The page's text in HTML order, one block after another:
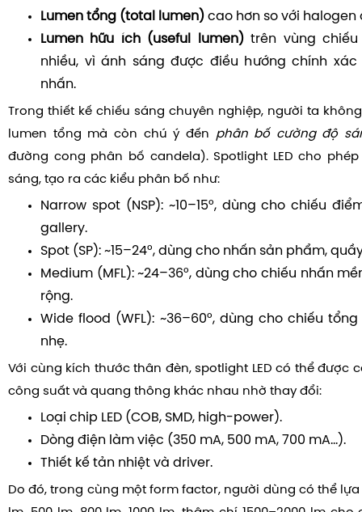
Lumen tổng (total lumen) cao hơn so với halogen
Lumen hữu ích (useful lumen)trên vùng
nhiều, vì ánh sáng được điều hướng chính
nhấn.
Trong thiết kế chiếu sáng chuyên nghiệp, người ta
lumen tổng mà còn chú ý đến phân bố cường độ
đường cong phân bố candela). Spotlight LED cho phép
sáng, tạo ra các kiểu phân bố như:
Narrow spot (NSP): ~10–15°, dùng cho chiếu
gallery.
Spot (SP): ~15–24°, dùng cho nhấn sản phẩm,
Medium (MFL): ~24–36°, dùng cho chiếu nhấn
rộng.
Wide flood (WFL): ~36–60°, dùng cho chiếu
nhẹ.
Với cùng kích thước thân đèn, spotlight LED có thể được
công suất và quang thông khác nhau nhờ thay đổi:
Loại chip LED (COB, SMD, high-power).
Dòng điện làm việc (350 mA, 500 mA, 700 mA…).
Thiết kế tản nhiệt và driver.
Do đó, trong cùng một form factor, người dùng có thể